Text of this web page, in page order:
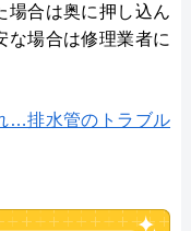
場合は奥に押し込ん
な場合は修理業者に
…排水管のトラブル